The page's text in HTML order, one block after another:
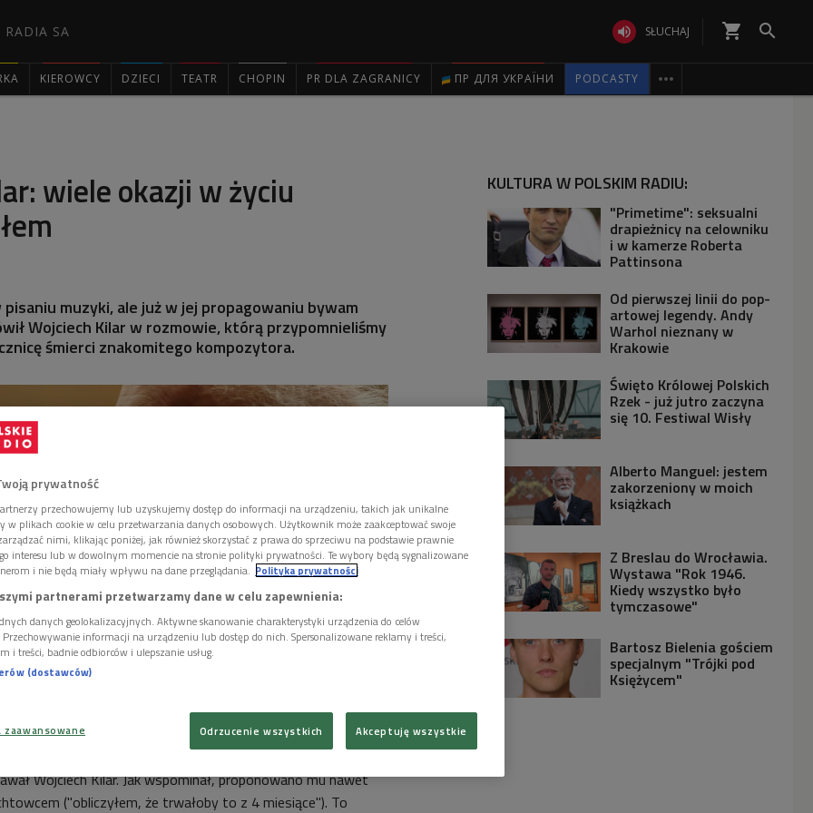
RADIA SA  SŁUCHAJ shopping_cart 
KIEROWCY DZIECI TEATR CHOPIN PR DLA ZAGRANICY ПР ДЛЯ УКРАЇНИ PODCASTY 
wiele okazji w życiu
muzyki, ale już w jej propagowaniu bywam
Wojciech Kilar w rozmowie, którą przypomnieliśmy
śmierci znakomitego kompozytora.
2013 roku w wieku 81 lat
chyba pierwszym kompozytorem polskim, którego
filharmonia. Był to "Riff 62". Ale zupełnie tego nie
Wojciech Kilar. Jak wspominał, proponowano mu nawet
("obliczyłem, że trwałoby to z 4 miesiące"). To
KULTURA W POLSKIM RADIU:
"Primetime": seksualni
drapieżnicy na celowniku
i w kamerze Roberta
Pattinsona
Od pierwszej linii do pop-
artowej legendy. Andy
Warhol nieznany w
Krakowie
Święto Królowej Polskich
Rzek - już jutro zaczyna
się 10. Festiwal Wisły
Alberto Manguel: jestem
zakorzeniony w moich
książkach
Z Breslau do Wrocławia.
Wystawa "Rok 1946.
Kiedy wszystko było
tymczasowe"
Bartosz Bielenia gościem
specjalnym "Trójki pod
Księżycem"
prywatność
przechowujemy lub uzyskujemy dostęp do informacji na urządzeniu, takich jak unikalne
w plikach cookie w celu przetwarzania danych osobowych. Użytkownik może zaakceptować swoje
nimi, klikając poniżej, jak również skorzystać z prawa do sprzeciwu na podstawie prawnie
interesu lub w dowolnym momencie na stronie polityki prywatności. Te wybory będą sygnalizowane
i nie będą miały wpływu na dane przeglądania. Polityka prywatności
partnerami przetwarzamy dane w celu zapewnienia:
danych geolokalizacyjnych. Aktywne skanowanie charakterystyki urządzenia do celów
informacji na urządzeniu lub dostęp do nich. Spersonalizowane reklamy i treści,
i treści, badnie odbiorców i ulepszanie usług.
(dostawców)
Odrzucenie wszystkich Akceptuję wszystkie